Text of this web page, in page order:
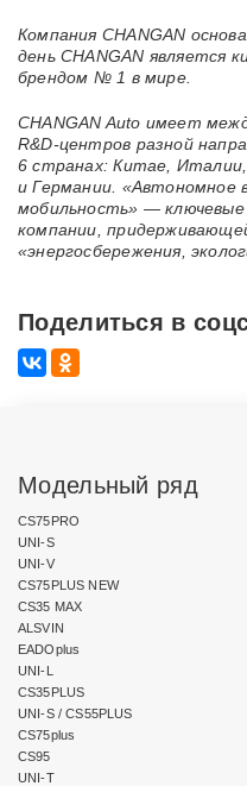
Компания CHANGAN
день CHANGAN является
брендом № 1 в мире.
CHANGAN Auto имеет
R&D-центров разной
6 странах: Китае,
и Германии. «Автономное
мобильность» — ключевые
компании,
«энергосбережения,
Поделиться в
Модельный ряд
CS75PRO
UNI-S
UNI-V
CS75PLUS NEW
CS35 MAX
ALSVIN
EADOplus
UNI-L
CS35PLUS
UNI-S / CS55PLUS
CS75plus
CS95
UNI-T